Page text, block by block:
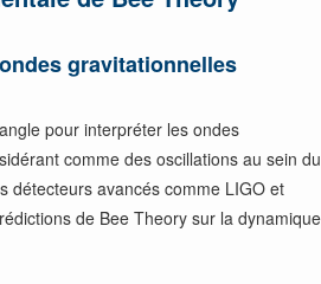
gravitationnelles
pour interpréter les ondes
comme des oscillations au sein du
détecteurs avancés comme LIGO et
de Bee Theory sur la dynamique